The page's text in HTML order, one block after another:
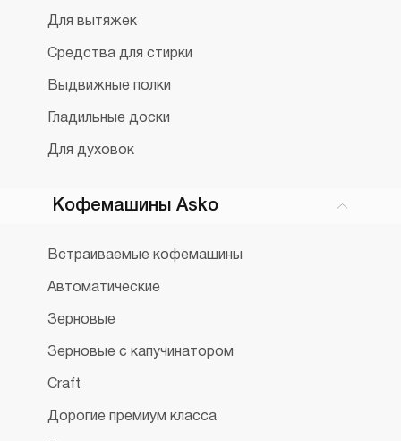
Для вытяжек
Средства для стирки
Выдвижные полки
Гладильные доски
Для духовок
Кофемашины Asko
Встраиваемые кофемашины
Автоматические
Зерновые
Зерновые с капучинатором
Craft
Дорогие премиум класса